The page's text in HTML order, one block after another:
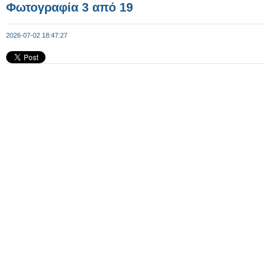
Φωτογραφία 3 από 19
2026-07-02 18:47:27